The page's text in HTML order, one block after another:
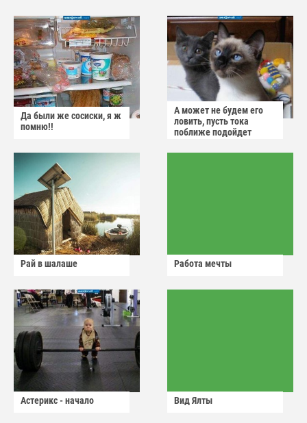
Да были же сосиски, я ж
помню!!
А может не будем его
ловить, пусть тока
поближе подойдет
Рай в шалаше Работа мечты
Астерикс - начало Вид Ялты